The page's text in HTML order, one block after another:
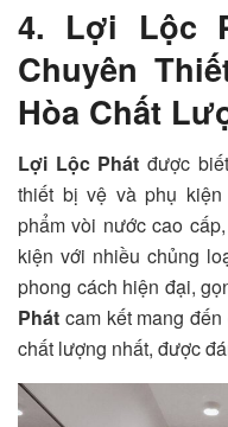
4. Lợi Lộc
Chuyên
Hòa Chất
Lợi Lộc Phát được
thiết bị vệ và phụ
phẩm vòi nước cao
kiện với nhiều chủng
phong cách hiện đại,
Phát cam kết mang
chất lượng nhất, được